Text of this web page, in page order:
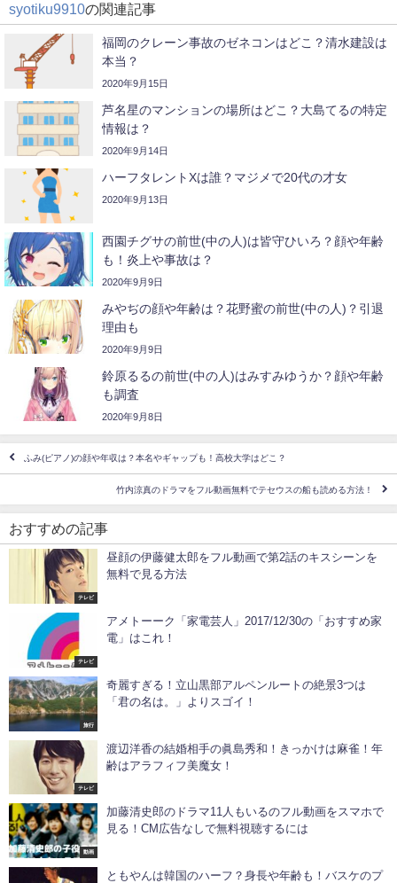
syotiku9910の関連記事
福岡のクレーン事故のゼネコンはどこ？清水建設は
本当？
2020年9月15日
芦名星のマンションの場所はどこ？大島てるの特定
情報は？
2020年9月14日
ハーフタレントXは誰？マジメで20代の才女
2020年9月13日
西園チグサの前世(中の人)は皆守ひいろ？顔や年齢
も！炎上や事故は？
2020年9月9日
みやぢの顔や年齢は？花野蜜の前世(中の人)？引退
理由も
2020年9月9日
鈴原るるの前世(中の人)はみすみゆうか？顔や年齢
も調査
2020年9月8日
ふみ(ピアノ)の顔や年収は？本名やギャップも！高校大学はどこ？
竹内涼真のドラマをフル動画無料でテセウスの船も読める方法！
おすすめの記事
テレビ
昼顔の伊藤健太郎をフル動画で第2話のキスシーンを
無料で見る方法
テレビ
アメトーーク「家電芸人」2017/12/30の「おすすめ家
電」はこれ！
旅行
奇麗すぎる！立山黒部アルペンルートの絶景3つは
「君の名は。」よりスゴイ！
テレビ
渡辺洋香の結婚相手の眞島秀和！きっかけは麻雀！年
齢はアラフィフ美魔女！
動画
加藤清史郎のドラマ11人もいるのフル動画をスマホで
見る！CM広告なしで無料視聴するには
ともやんは韓国のハーフ？身長や年齢も！バスケのプ